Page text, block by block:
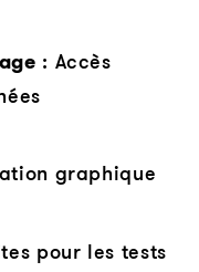
: Accès
graphique
pour les tests